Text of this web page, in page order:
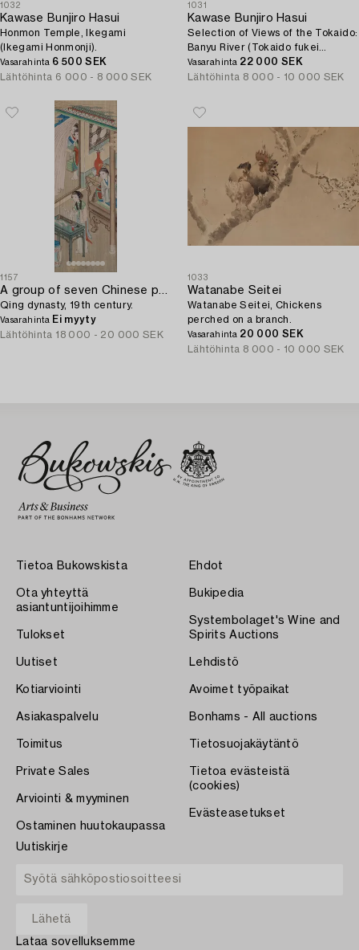
1032
Kawase Bunjiro Hasui
Honmon Temple, Ikegami
(Ikegami Honmonji).
Vasarahinta 6 500 SEK
Lähtöhinta 6 000 - 8 000 SEK
1031
Kawase Bunjiro Hasui
Selection of Views of the Tokaido:
Banyu River (Tokaido fukei
senshu: Banyugawa).
Vasarahinta 22 000 SEK
Lähtöhinta 8 000 - 10 000 SEK
1157
A group of seven Chinese paintings on silk by anonymous artist,
Qing dynasty, 19th century.
Vasarahinta Ei myyty
Lähtöhinta 18 000 - 20 000 SEK
1033
Watanabe Seitei
Watanabe Seitei, Chickens
perched on a branch.
Vasarahinta 20 000 SEK
Lähtöhinta 8 000 - 10 000 SEK
Tietoa Bukowskista
Ota yhteyttä
asiantuntijoihimme
Tulokset
Uutiset
Kotiarviointi
Asiakaspalvelu
Toimitus
Private Sales
Arviointi & myyminen
Ostaminen huutokaupassa
Ehdot
Bukipedia
Systembolaget's Wine and
Spirits Auctions
Lehdistö
Avoimet työpaikat
Bonhams - All auctions
Tietosuojakäytäntö
Tietoa evästeistä
(cookies)
Evästeasetukset
Uutiskirje
Lataa sovelluksemme